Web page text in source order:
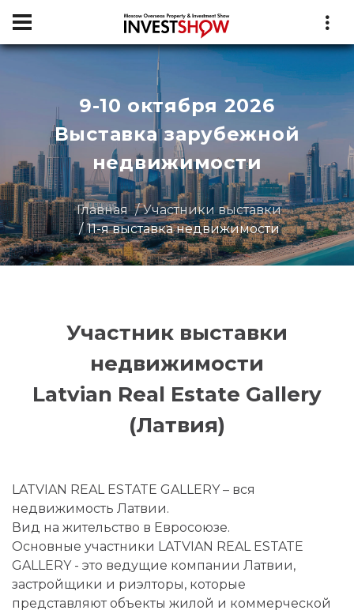
9-10 октября 2026
Выставка зарубежной
недвижимости
Главная
Участники выставки
11-я выставка недвижимости
Участник выставки
недвижимости
Latvian Real Estate Gallery
(Латвия)
LATVIAN REAL ESTATE GALLERY – вся
недвижимость Латвии.
Вид на жительство в Евросоюзе.
Основные участники LATVIAN REAL ESTATE
GALLERY - это ведущие компании Латвии,
застройщики и риэлторы, которые
представляют объекты жилой и коммерческой